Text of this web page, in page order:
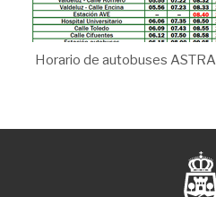
Horario de autobuses ASTRA